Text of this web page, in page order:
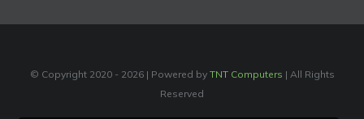
© Copyright 2020 - 2026 | Powered by TNT Computers | All Rights
Reserved